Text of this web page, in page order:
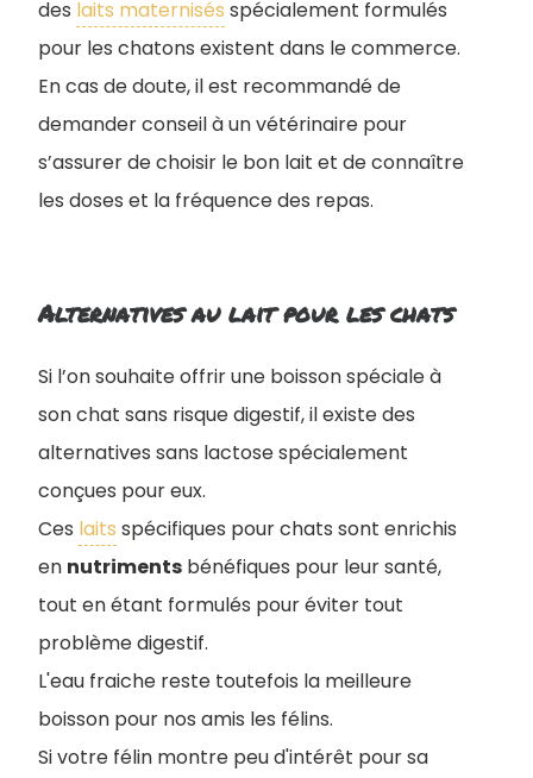
des laits maternisés spécialement formulés
pour les chatons existent dans le commerce.
En cas de doute, il est recommandé de
demander conseil à un vétérinaire pour
s’assurer de choisir le bon lait et de connaître
les doses et la fréquence des repas.
Alternatives au lait pour les chats
Si l’on souhaite offrir une boisson spéciale à
son chat sans risque digestif, il existe des
alternatives sans lactose spécialement
conçues pour eux.
Ces laits spécifiques pour chats sont enrichis
en nutriments bénéfiques pour leur santé,
tout en étant formulés pour éviter tout
problème digestif.
L'eau fraiche reste toutefois la meilleure
boisson pour nos amis les félins.
Si votre félin montre peu d'intérêt pour sa